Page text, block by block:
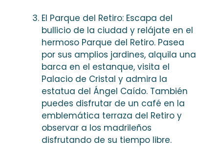
El Parque del Retiro: Escapa del
bullicio de la ciudad y relájate en el
hermoso Parque del Retiro. Pasea
por sus amplios jardines, alquila una
barca en el estanque, visita el
Palacio de Cristal y admira la
estatua del Ángel Caído. También
puedes disfrutar de un café en la
emblemática terraza del Retiro y
observar a los madrileños
disfrutando de su tiempo libre.